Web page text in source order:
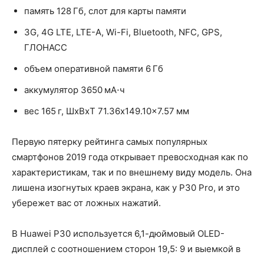
память 128 Гб, слот для карты памяти
3G, 4G LTE, LTE-A, Wi-Fi, Bluetooth, NFC, GPS,
ГЛОНАСС
объем оперативной памяти 6 Гб
аккумулятор 3650 мА⋅ч
вес 165 г, ШxВxТ 71.36x149.10x7.57 мм
Первую пятерку рейтинга самых популярных
смартфонов 2019 года открывает превосходная как по
характеристикам, так и по внешнему виду модель. Она
лишена изогнутых краев экрана, как у P30 Pro, и это
убережет вас от ложных нажатий.
В Huawei P30 используется 6,1-дюймовый OLED-
дисплей с соотношением сторон 19,5: 9 и выемкой в